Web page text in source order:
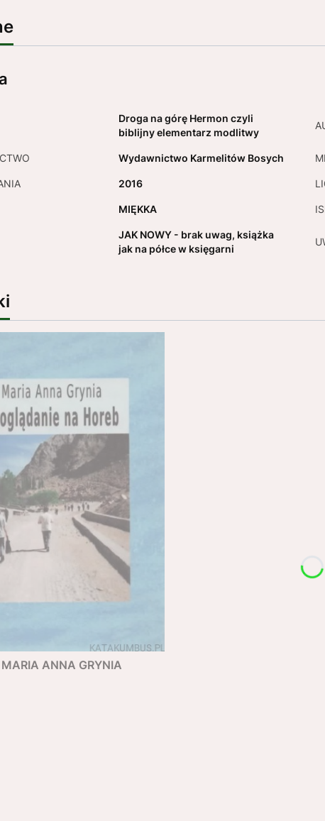
Droga na górę Hermon czyli
biblijny elementarz modlitwy
Wydawnictwo Karmelitów Bosych
2016
MIĘKKA
JAK NOWY - brak uwag, książka
jak na półce w księgarni
ANNA GRYNIA